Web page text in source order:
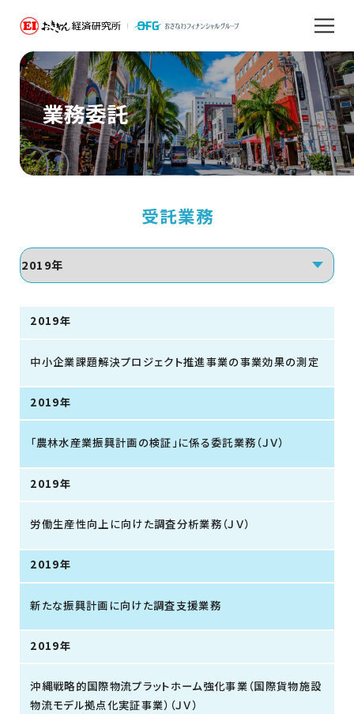
業務委託
受託業務
2019年
中小企業課題解決プロジェクト推進事業の事業効果の測定
2019年
「農林水産業振興計画の検証」に係る委託業務（ＪＶ）
2019年
労働生産性向上に向けた調査分析業務（ＪＶ）
2019年
新たな振興計画に向けた調査支援業務
2019年
沖縄戦略的国際物流プラットホーム強化事業（国際貨物施設
物流モデル拠点化実証事業）（ＪＶ）